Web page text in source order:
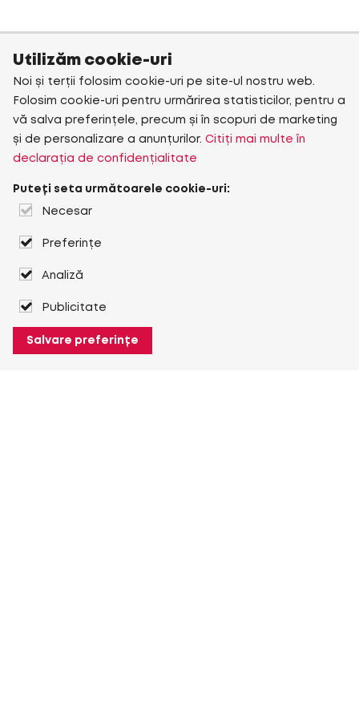
Utilizăm cookie-uri
Noi și terții folosim cookie-uri pe site-ul nostru web.
Folosim cookie-uri pentru urmărirea statisticilor, pentru a
vă salva preferințele, precum și în scopuri de marketing
și de personalizare a anunțurilor. Citiți mai multe în
declarația de confidențialitate
Puteți seta următoarele cookie-uri:
Necesar
Preferințe
Analiză
Publicitate
Salvare preferințe